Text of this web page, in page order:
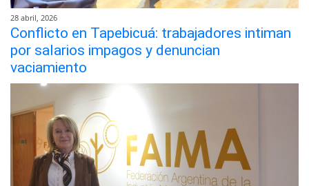
28 abril, 2026
Conflicto en Tapebicuá: trabajadores intiman
por salarios impagos y denuncian
vaciamiento